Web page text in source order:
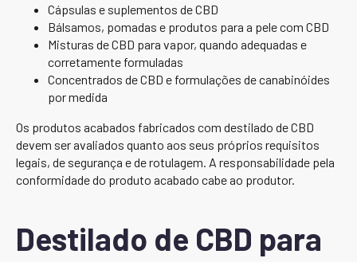
Cápsulas e suplementos de CBD
Bálsamos, pomadas e produtos para a pele com CBD
Misturas de CBD para vapor, quando adequadas e
corretamente formuladas
Concentrados de CBD e formulações de canabinóides
por medida
Os produtos acabados fabricados com destilado de CBD
devem ser avaliados quanto aos seus próprios requisitos
legais, de segurança e de rotulagem. A responsabilidade pela
conformidade do produto acabado cabe ao produtor.
Destilado de CBD para